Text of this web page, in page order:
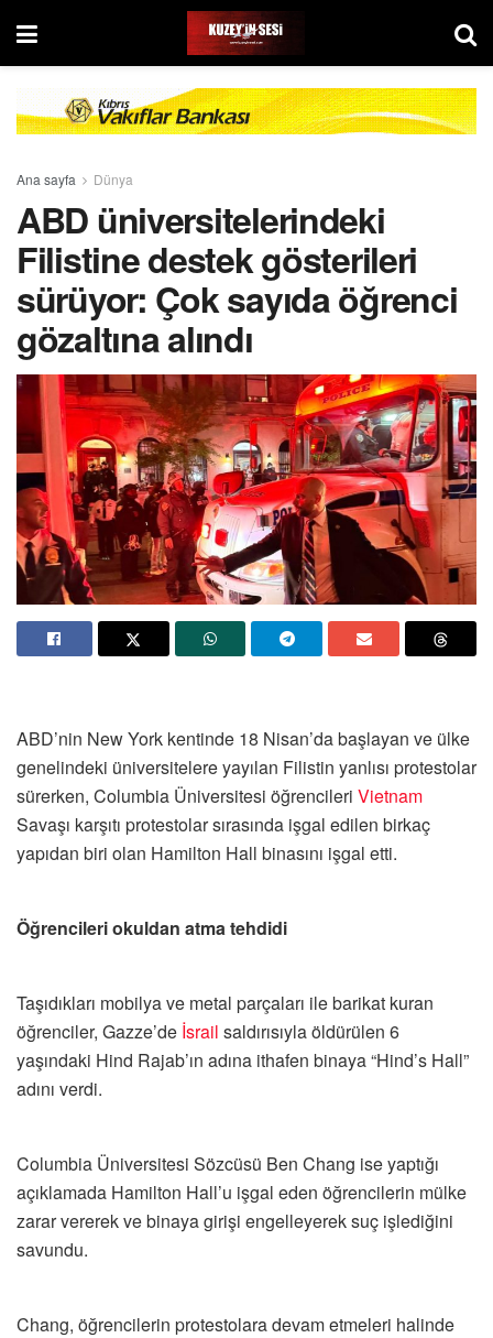
Ana sayfa Dünya
ABD üniversitelerindeki
Filistine destek gösterileri
sürüyor: Çok sayıda öğrenci
gözaltına alındı
ABD’nin New York kentinde 18 Nisan’da başlayan ve ülke
genelindeki üniversitelere yayılan Filistin yanlısı protestolar
sürerken, Columbia Üniversitesi öğrencileri Vietnam
Savaşı karşıtı protestolar sırasında işgal edilen birkaç
yapıdan biri olan Hamilton Hall binasını işgal etti.
Öğrencileriokuldan atma tehdidi
Taşıdıkları mobilya ve metal parçaları ile barikat kuran
öğrenciler, Gazze’de İsrail saldırısıyla öldürülen 6
yaşındaki Hind Rajab’ın adına ithafen binaya “Hind’s Hall”
adını verdi.
Columbia Üniversitesi Sözcüsü Ben Chang ise yaptığı
açıklamada Hamilton Hall’u işgal eden öğrencilerin mülke
zarar vererek ve binaya girişi engelleyerek suç işlediğini
savundu.
Chang, öğrencilerin protestolara devam etmeleri halinde